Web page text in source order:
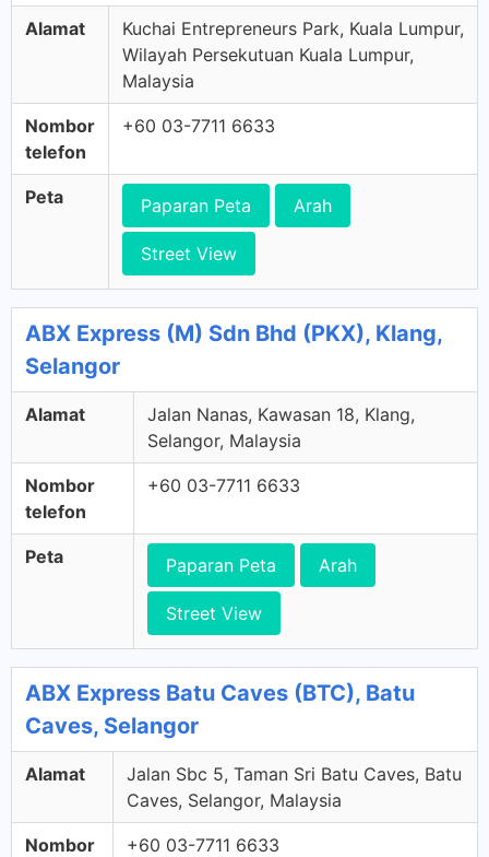
Alamat
Kuchai Entrepreneurs Park, Kuala Lumpur,
Wilayah Persekutuan Kuala Lumpur,
Malaysia
Nombor
telefon
+60 03-7711 6633
Peta Paparan Peta Arah
Street View
ABX Express (M) Sdn Bhd (PKX), Klang,
Selangor
Alamat
Jalan Nanas, Kawasan 18, Klang,
Selangor, Malaysia
Nombor
telefon
+60 03-7711 6633
Peta Paparan Peta Arah
Street View
ABX Express Batu Caves (BTC), Batu
Caves, Selangor
Alamat
Jalan Sbc 5, Taman Sri Batu Caves, Batu
Caves, Selangor, Malaysia
Nombor
+60 03-7711 6633